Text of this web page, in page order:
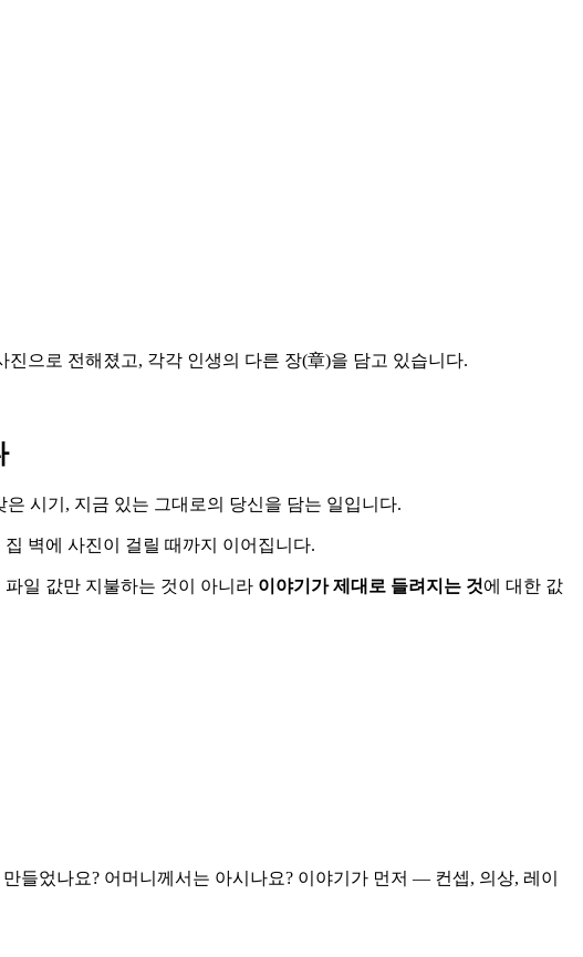
으로 전해졌고, 각각 인생의 다른 장(章)을 담고 있습니다.
시기, 지금 있는 그대로의 당신을 담는 일입니다.
벽에 사진이 걸릴 때까지 이어집니다.
일 값만 지불하는 것이 아니라 이야기가 제대로 들려지는 것에 대한 값
들었나요? 어머니께서는 아시나요? 이야기가 먼저 — 컨셉, 의상, 레이